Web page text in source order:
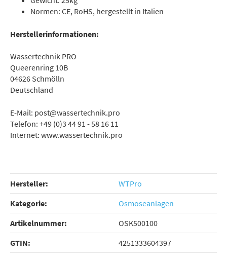
Normen: CE, RoHS, hergestellt in Italien
Herstellerinformationen:
Wassertechnik PRO
Queerenring 10B
04626 Schmölln
Deutschland
E-Mail: post@wassertechnik.pro
Telefon: +49 (0)3 44 91 - 58 16 11
Internet: www.wassertechnik.pro
Hersteller:
WTPro
Kategorie:
Osmoseanlagen
Artikelnummer:
OSK500100
GTIN:
4251333604397